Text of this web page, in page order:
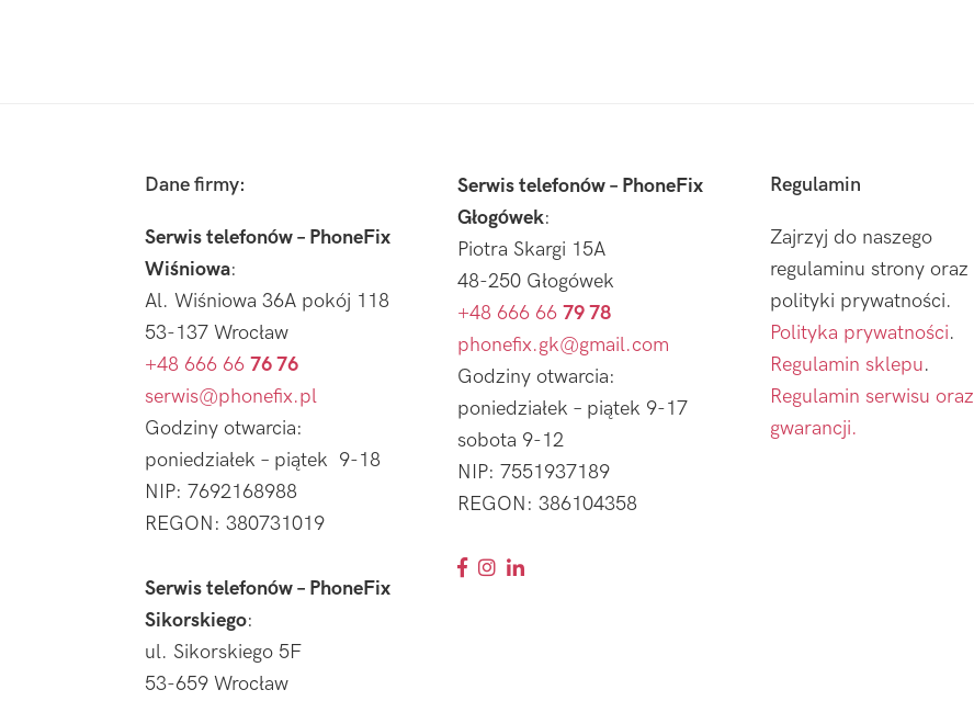
Dane firmy:
Serwis telefonów – PhoneFix
Wiśniowa:
Al. Wiśniowa 36A pokój 118
53-137 Wrocław
+48 666 66 76 76
serwis@phonefix.pl
Godziny otwarcia:
poniedziałek – piątek 9-18
NIP: 7692168988
REGON: 380731019
Serwis telefonów – PhoneFix
Sikorskiego:
ul. Sikorskiego 5F
53-659 Wrocław
Serwis telefonów – PhoneFix
Głogówek:
Piotra Skargi 15A
48-250 Głogówek
+48 666 66 79 78
phonefix.gk@gmail.com
Godziny otwarcia:
poniedziałek – piątek 9-17
sobota 9-12
NIP: 7551937189
REGON: 386104358
Regulamin
Zajrzyj do naszego
regulaminu strony oraz
polityki prywatności.
Polityka prywatności.
Regulamin sklepu.
Regulamin serwisu oraz
gwarancji.